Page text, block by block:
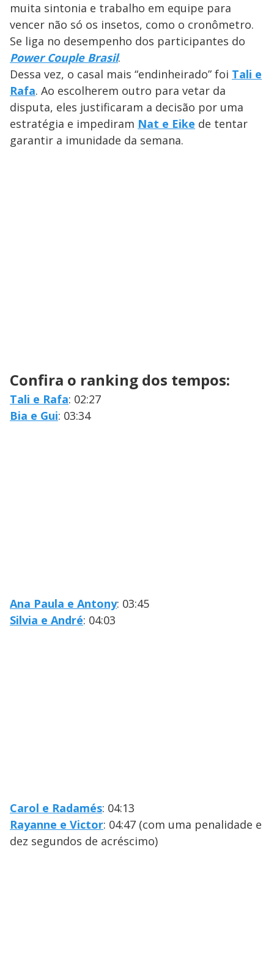
muita sintonia e trabalho em equipe para
vencer não só os insetos, como o cronômetro.
Se liga no desempenho dos participantes do
Power Couple Brasil.
Dessa vez, o casal mais “endinheirado” foi Tali e
Rafa. Ao escolherem outro para vetar da
disputa, eles justificaram a decisão por uma
estratégia e impediram Nat e Eike de tentar
garantir a imunidade da semana.
Confira o ranking dos tempos:
Tali e Rafa: 02:27
Bia e Gui: 03:34
Ana Paula e Antony: 03:45
Silvia e André: 04:03
Carol e Radamés: 04:13
Rayanne e Victor: 04:47 (com uma penalidade e
dez segundos de acréscimo)